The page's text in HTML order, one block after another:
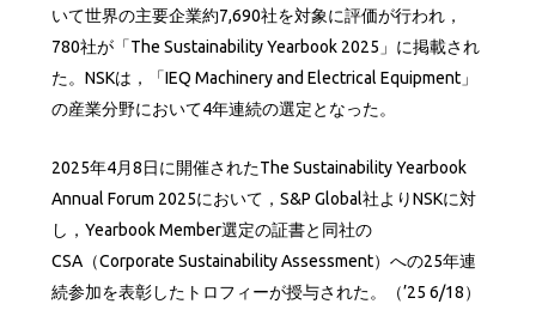
いて世界の主要企業約7,690社を対象に評価が行われ，
780社が「The Sustainability Yearbook 2025」に掲載され
た。NSKは，「IEQ Machinery and Electrical Equipment」
の産業分野において4年連続の選定となった。
2025年4月8日に開催されたThe Sustainability Yearbook
Annual Forum 2025において，S&P Global社よりNSKに対
し，Yearbook Member選定の証書と同社の
CSA（Corporate Sustainability Assessment）への25年連
続参加を表彰したトロフィーが授与された。（’25 6/18）